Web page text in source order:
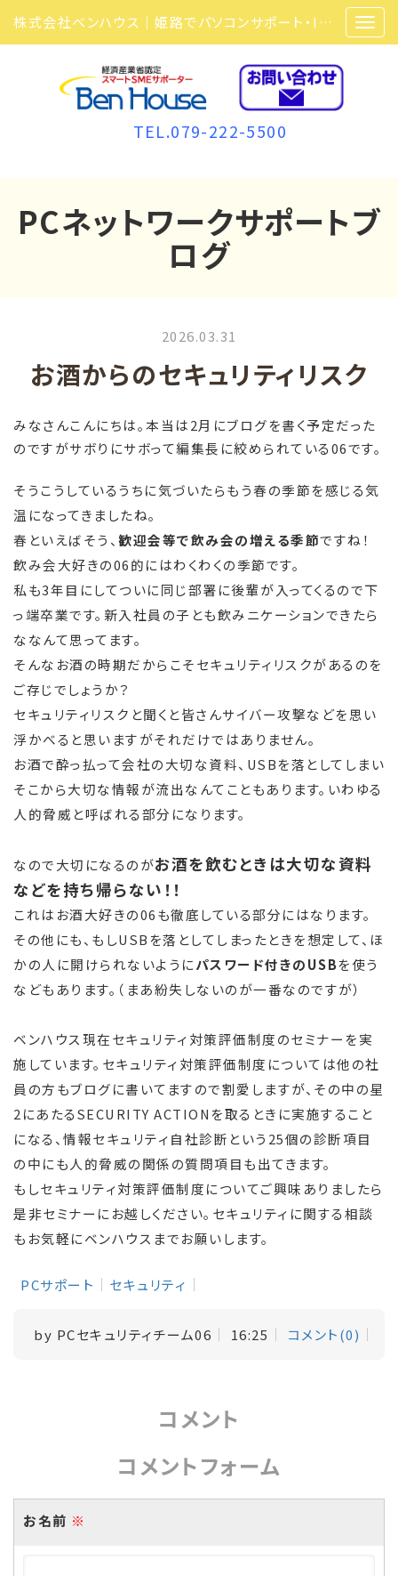
株式会社ベンハウス｜姫路でパソコンサポート・ITサポート・ITセキュリティ・複合機・ビジネスフォンなら弊社にお任せ
TEL.079-222-5500
PCネットワークサポートブ
ログ
2026.03.31
お酒からのセキュリティリスク
みなさんこんにちは。本当は2月にブログを書く予定だった
のですがサボりにサボって編集長に絞められている06です。
そうこうしているうちに気づいたらもう春の季節を感じる気
温になってきましたね。
春といえばそう、 歓迎会等で飲み会の増える季節ですね！
飲み会大好きの06的にはわくわくの季節です。
私も3年目にしてついに同じ部署に後輩が入ってくるので下
っ端卒業です。新入社員の子とも飲みニケーションできたら
ななんて思ってます。
そんなお酒の時期だからこそセキュリティリスクがあるのを
ご存じでしょうか？
セキュリティリスクと聞くと皆さんサイバー攻撃などを思い
浮かべると思いますがそれだけではありません。
お酒で酔っ払って会社の大切な資料、USBを落としてしまい
そこから大切な情報が流出なんてこともあります。いわゆる
人的脅威と呼ばれる部分になります。
なので大切になるのがお酒を飲むときは大切な資料
などを持ち帰らない！！
これはお酒大好きの06も徹底している部分にはなります。
その他にも、もしUSBを落としてしまったときを想定して、ほ
かの人に開けられないようにパスワード付きのUSBを使う
などもあります。（まあ紛失しないのが一番なのですが）
ベンハウス現在セキュリティ対策評価制度のセミナーを実
施しています。セキュリティ対策評価制度については他の社
員の方もブログに書いてますので割愛しますが、その中の星
2にあたるSECURITY ACTIONを取るときに実施すること
になる、情報セキュリティ自社診断という25個の診断項目
の中にも人的脅威の関係の質問項目も出てきます。
もしセキュリティ対策評価制度についてご興味ありましたら
是非セミナーにお越しください。セキュリティに関する相談
もお気軽にベンハウスまでお願いします。
PCサポート セキュリティ
by PCセキュリティチーム06 16:25 コメント(0)
コメント
コメントフォーム
お名前 ※